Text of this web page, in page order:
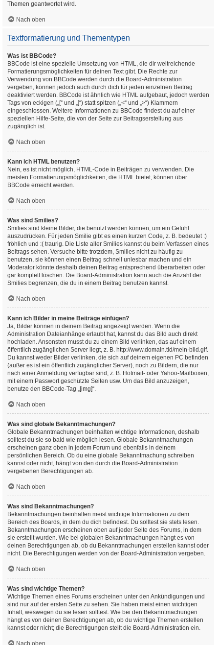
Themen geantwortet wird.
Nach oben
Textformatierung und Thementypen
Was ist BBCode?
BBCode ist eine spezielle Umsetzung von HTML, die dir weitreichende
Formatierungsmöglichkeiten für deinen Text gibt. Die Rechte zur
Verwendung von BBCode werden durch die Board-Administration
vergeben, können jedoch auch durch dich für jeden einzelnen Beitrag
deaktiviert werden. BBCode ist ähnlich wie HTML aufgebaut, jedoch werden
Tags von eckigen („[“ und „]“) statt spitzen („<“ und „>“) Klammern
eingeschlossen. Weitere Informationen zu BBCode findest du auf einer
speziellen Hilfe-Seite, die von der Seite zur Beitragserstellung aus
zugänglich ist.
Nach oben
Kann ich HTML benutzen?
Nein, es ist nicht möglich, HTML-Code in Beiträgen zu verwenden. Die
meisten Formatierungsmöglichkeiten, die HTML bietet, können über
BBCode erreicht werden.
Nach oben
Was sind Smilies?
Smilies sind kleine Bilder, die benutzt werden können, um ein Gefühl
auszudrücken. Für jeden Smilie gibt es einen kurzen Code, z. B. bedeutet :)
fröhlich und :( traurig. Die Liste aller Smilies kannst du beim Verfassen eines
Beitrags sehen. Versuche bitte trotzdem, Smilies nicht zu häufig zu
benutzen, sie können einen Beitrag schnell unlesbar machen und ein
Moderator könnte deshalb deinen Beitrag entsprechend überarbeiten oder
gar komplett löschen. Die Board-Administration kann auch die Anzahl der
Smilies begrenzen, die du in einem Beitrag benutzen kannst.
Nach oben
Kann ich Bilder in meine Beiträge einfügen?
Ja, Bilder können in deinem Beitrag angezeigt werden. Wenn die
Administration Dateianhänge erlaubt hat, kannst du das Bild auch direkt
hochladen. Ansonsten musst du zu einem Bild verlinken, das auf einem
öffentlich zugänglichen Server liegt, z. B. http://www.domain.tld/mein-bild.gif.
Du kannst weder Bilder verlinken, die sich auf deinem eigenen PC befinden
(außer es ist ein öffentlich zugänglicher Server), noch zu Bildern, die nur
nach einer Anmeldung verfügbar sind, z. B. Hotmail- oder Yahoo-Mailboxen,
mit einem Passwort geschützte Seiten usw. Um das Bild anzuzeigen,
benutze den BBCode-Tag „[img]“.
Nach oben
Was sind globale Bekanntmachungen?
Globale Bekanntmachungen beinhalten wichtige Informationen, deshalb
solltest du sie so bald wie möglich lesen. Globale Bekanntmachungen
erscheinen ganz oben in jedem Forum und ebenfalls in deinem
persönlichen Bereich. Ob du eine globale Bekanntmachung schreiben
kannst oder nicht, hängt von den durch die Board-Administration
vergebenen Berechtigungen ab.
Nach oben
Was sind Bekanntmachungen?
Bekanntmachungen beinhalten meist wichtige Informationen zu dem
Bereich des Boards, in dem du dich befindest. Du solltest sie stets lesen.
Bekanntmachungen erscheinen oben auf jeder Seite des Forums, in dem
sie erstellt wurden. Wie bei globalen Bekanntmachungen hängt es von
deinen Berechtigungen ab, ob du Bekanntmachungen erstellen kannst oder
nicht. Die Berechtigungen werden von der Board-Administration vergeben.
Nach oben
Was sind wichtige Themen?
Wichtige Themen eines Forums erscheinen unter den Ankündigungen und
sind nur auf der ersten Seite zu sehen. Sie haben meist einen wichtigen
Inhalt, weswegen du sie lesen solltest. Wie bei den Bekanntmachungen
hängt es von deinen Berechtigungen ab, ob du wichtige Themen erstellen
kannst oder nicht; die Berechtigungen stellt die Board-Administration ein.
Nach oben